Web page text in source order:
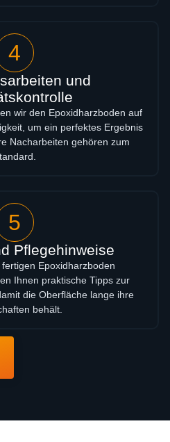
4
und
wir den Epoxidharzboden auf
um ein perfektes Ergebnis
Nacharbeiten gehören zum
5
Pflegehinweise
Epoxidharzboden
Ihnen praktische Tipps zur
die Oberfläche lange ihre
behält.